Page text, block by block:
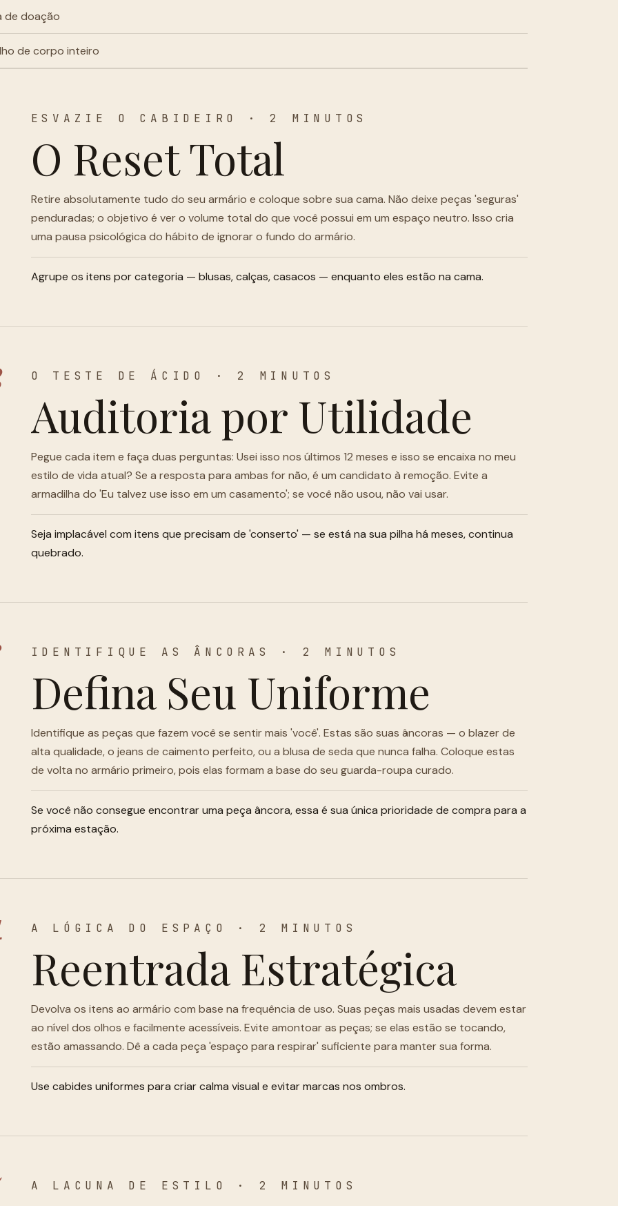
de doação
de corpo inteiro
ESVAZIE O CABIDEIRO · 2 MINUTOS
O Reset Total
Retire absolutamente tudo do seu armário e coloque sobre sua cama. Não deixe peças 'seguras'
penduradas; o objetivo é ver o volume total do que você possui em um espaço neutro. Isso cria
uma pausa psicológica do hábito de ignorar o fundo do armário.
Agrupe os itens por categoria — blusas, calças, casacos — enquanto eles estão na cama.
O TESTE DE ÁCIDO · 2 MINUTOS
Auditoria por Utilidade
Pegue cada item e faça duas perguntas: Usei isso nos últimos 12 meses e isso se encaixa no meu
estilo de vida atual? Se a resposta para ambas for não, é um candidato à remoção. Evite a
armadilha do 'Eu talvez use isso em um casamento'; se você não usou, não vai usar.
Seja implacável com itens que precisam de 'conserto' — se está na sua pilha há meses, continua
quebrado.
IDENTIFIQUE AS ÂNCORAS · 2 MINUTOS
Defina Seu Uniforme
Identifique as peças que fazem você se sentir mais 'você'. Estas são suas âncoras — o blazer de
alta qualidade, o jeans de caimento perfeito, ou a blusa de seda que nunca falha. Coloque estas
de volta no armário primeiro, pois elas formam a base do seu guarda-roupa curado.
Se você não consegue encontrar uma peça âncora, essa é sua única prioridade de compra para a
próxima estação.
A LÓGICA DO ESPAÇO · 2 MINUTOS
Reentrada Estratégica
Devolva os itens ao armário com base na frequência de uso. Suas peças mais usadas devem estar
ao nível dos olhos e facilmente acessíveis. Evite amontoar as peças; se elas estão se tocando,
estão amassando. Dê a cada peça 'espaço para respirar' suficiente para manter sua forma.
Use cabides uniformes para criar calma visual e evitar marcas nos ombros.
A LACUNA DE ESTILO · 2 MINUTOS